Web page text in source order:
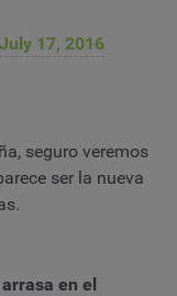
July 17, 2016
seguro veremos
ser la nueva
en el